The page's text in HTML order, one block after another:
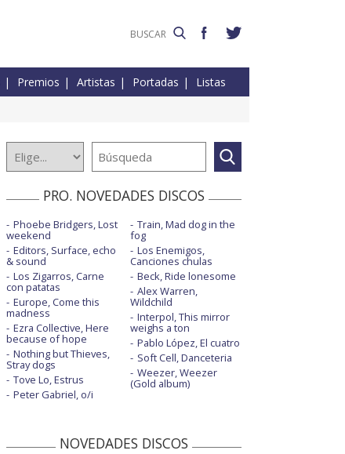
Premios Artistas Portadas Listas
PRO. NOVEDADES DISCOS
Phoebe Bridgers, Lost
weekend
Editors, Surface, echo
& sound
Los Zigarros, Carne
con patatas
Europe, Come this
madness
Ezra Collective, Here
because of hope
Nothing but Thieves,
Stray dogs
Tove Lo, Estrus
Peter Gabriel, o/i
Train, Mad dog in the
fog
Los Enemigos,
Canciones chulas
Beck, Ride lonesome
Alex Warren,
Wildchild
Interpol, This mirror
weighs a ton
Pablo López, El cuatro
Soft Cell, Danceteria
Weezer, Weezer
(Gold album)
NOVEDADES DISCOS